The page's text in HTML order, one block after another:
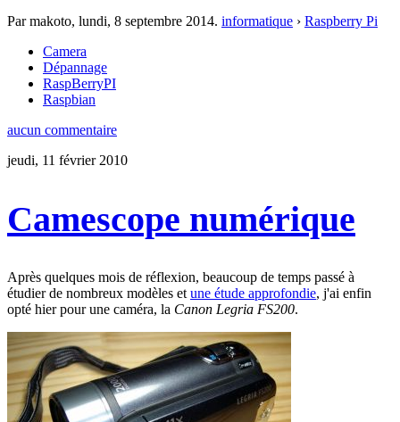
Par makoto, lundi, 8 septembre 2014. informatique › Raspberry Pi
Camera
Dépannage
RaspBerryPI
Raspbian
aucun commentaire
jeudi, 11 février 2010
Camescope numérique
Après quelques mois de réflexion, beaucoup de temps passé à
étudier de nombreux modèles et une étude approfondie, j'ai enfin
opté hier pour une caméra, la Canon Legria FS200.